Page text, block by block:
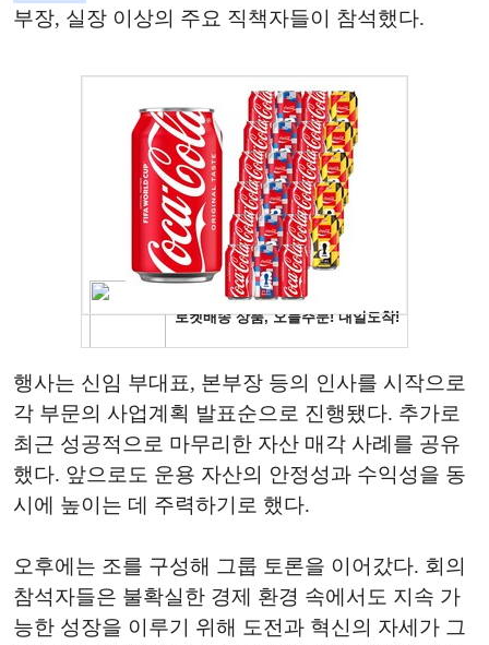
부장, 실장 이상의 주요 직책자들이 참석했다.
행사는 신임 부대표, 본부장 등의 인사를 시작으로
각 부문의 사업계획 발표순으로 진행됐다. 추가로
최근 성공적으로 마무리한 자산 매각 사례를 공유
했다. 앞으로도 운용 자산의 안정성과 수익성을 동
시에 높이는 데 주력하기로 했다.
오후에는 조를 구성해 그룹 토론을 이어갔다. 회의
참석자들은 불확실한 경제 환경 속에서도 지속 가
능한 성장을 이루기 위해 도전과 혁신의 자세가 그